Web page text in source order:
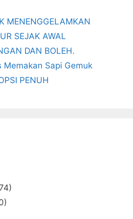
MENENGGELAMKAN
SEJAK AWAL
DAN BOLEH.
Memakan Sapi Gemuk
PENUH